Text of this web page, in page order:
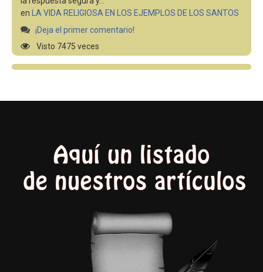
en
LA VIDA RELIGIOSA EN LOS EJEMPLOS DE LOS SANTOS
¡Deja el primer comentario!
Visto 7475 veces